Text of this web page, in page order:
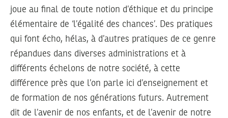
joue au final de toute notion d’éthique et du principe
élémentaire de ‘l’égalité des chances’. Des pratiques
qui font écho, hélas, à d’autres pratiques de ce genre
répandues dans diverses administrations et à
différents échelons de notre société, à cette
différence près que l’on parle ici d’enseignement et
de formation de nos générations futurs. Autrement
dit de l’avenir de nos enfants, et de l’avenir de notre